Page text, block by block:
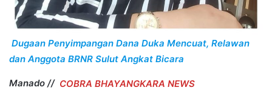
Dugaan Penyimpangan Dana Duka Mencuat, Relawan
dan Anggota BRNR Sulut Angkat Bicara
Manado // COBRA BHAYANGKARA NEWS